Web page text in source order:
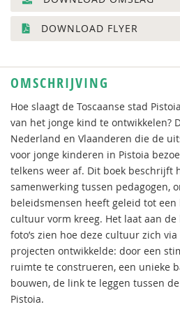
DOWNLOAD FLYER
OMSCHRIJVING
Hoe slaagt de Toscaanse stad
van het jonge kind te ontwikkelen?
Nederland en Vlaanderen die de
voor jonge kinderen in Pistoia
telkens weer af. Dit boek beschrijft
samenwerking tussen pedagogen,
beleidsmensen heeft geleid tot
cultuur vorm kreeg. Het laat aan
foto’s zien hoe deze cultuur zich
projecten ontwikkelde: door een
ruimte te construeren, een unieke
bouwen, de link te leggen tussen
Pistoia.